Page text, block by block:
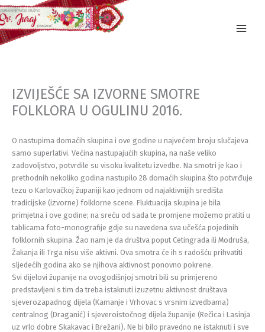
Skip
to
content
IZVIJEŠĆE SA IZVORNE SMOTRE
FOLKLORA U OGULINU 2016.
O nastupima domaćih skupina i ove godine u najvećem broju slučajeva
samo superlativi. Većina nastupajućih skupina, na naše veliko
zadovoljstvo, potvrdile su visoku kvalitetu izvedbe. Na smotri je kao i
prethodnih nekoliko godina nastupilo 28 domaćih skupina što potvrđuje
tezu o Karlovačkoj županiji kao jednom od najaktivnijih središta
tradicijske (izvorne) folklorne scene. Fluktuacija skupina je bila
primjetna i ove godine; na sreću od sada te promjene možemo pratiti u
tablicama foto-monografije gdje su navedena sva učešća pojedinih
folklornih skupina. Žao nam je da društva poput Cetingrada ili Modruša,
Žakanja ili Trga nisu više aktivni. Ova smotra će ih s radošću prihvatiti
sljedećih godina ako se njihova aktivnost ponovno pokrene.
Svi dijelovi županije na ovogodišnjoj smotri bili su primjereno
predstavljeni s tim da treba istaknuti izuzetnu aktivnost društava
sjeverozapadnog dijela (Kamanje i Vrhovac s vrsnim izvedbama)
centralnog (Draganić) i sjeveroistočnog dijela županije (Rečica i Lasinja
uz vrlo dobre Skakavac i Brežani). Ne bi bilo pravedno ne istaknuti i sve